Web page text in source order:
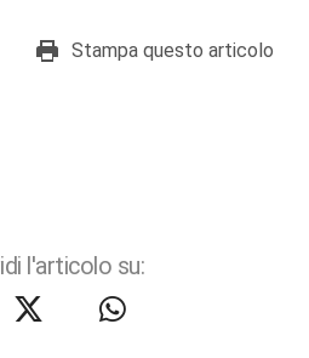
Stampa questo articolo
l'articolo su: